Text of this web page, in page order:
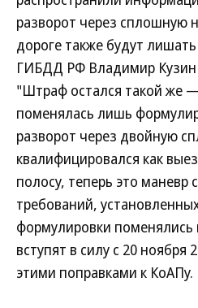
разворот через сплошную
дороге также будут
ГИБДД РФ Владимир Кузин
"Штраф остался такой же
поменялась лишь
разворот через двойную
квалифицировался как
полосу, теперь это маневр
требований,
формулировки
вступят в силу с 20 ноября
этими поправками к КоАПу.